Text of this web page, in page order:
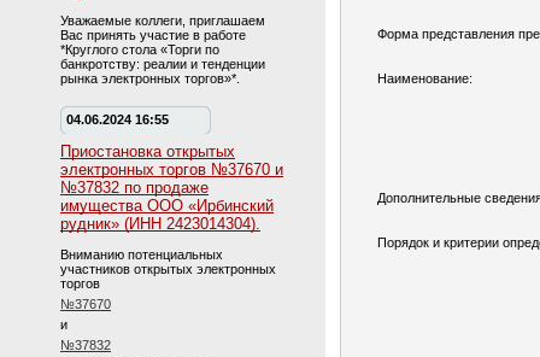
Уважаемые коллеги, приглашаем
Вас принять участие в работе
*Круглого стола «Торги по
банкротству: реалии и тенденции
рынка электронных торгов»*.
04.06.2024 16:55
Приостановка открытых
электронных торгов №37670 и
№37832 по продаже
имущества ООО «Ирбинский
рудник» (ИНН 2423014304).
Вниманию потенциальных
участников открытых электронных
торгов
№37670
и
№37832
Форма представления
Наименование:
Дополнительные
Порядок и критерии